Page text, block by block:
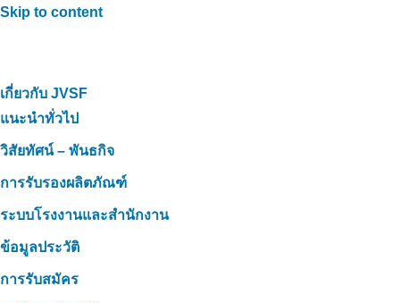
Skip to content
เกี่ยวกับ JVSF
แนะนำทั่วไป
วิสัยทัศน์ – พันธกิจ
การรับรองผลิตภัณฑ์
ระบบโรงงานและสำนักงาน
ข้อมูลประวัติ
การรับสมัคร